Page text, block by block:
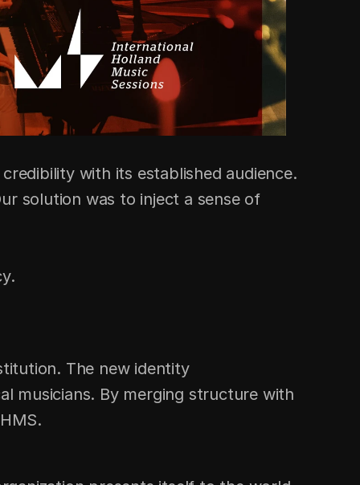
with its established audience.
solution was to inject a sense of
The new identity
musicians. By merging structure with